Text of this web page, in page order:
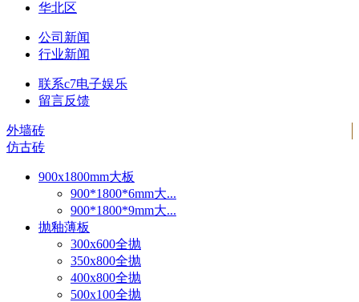
华北区
公司新闻
行业新闻
联系c7电子娱乐
留言反馈
外墙砖
仿古砖
900x1800mm大板
900*1800*6mm大...
900*1800*9mm大...
抛釉薄板
300x600全抛
350x800全抛
400x800全抛
500x100全抛